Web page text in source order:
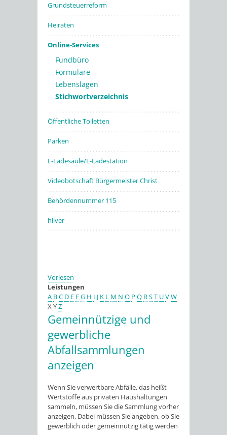
Grundsteuerreform
Heiraten
Online-Services
Fundbüro
Formulare
Lebenslagen
Stichwortverzeichnis
Öffentliche Toiletten
Parken
E-Ladesäule/E-Ladestation
Videobotschaft Bürgermeister Christ
Behördennummer 115
hilver
Vorlesen
Leistungen
A BC D E FG H I J K L M N O P Q RST UVW
XYZ
Gemeinnützige und
gewerbliche
Abfallsammlungen
anzeigen
Wenn Sie verwertbare Abfälle, das heißt
Wertstoffe aus privaten Haushaltungen
sammeln, müssen Sie die Sammlung vorher
anzeigen. Dabei müssen Sie angeben, ob Sie
gewerblich oder gemeinnützig tätig werden